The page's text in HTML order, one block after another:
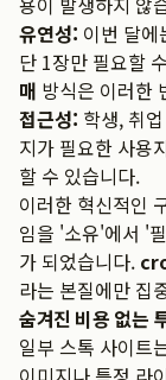
유연성: 이번 달
단 1장만 필요할
매 방식은 이러한
접근성: 학생, 취
지가 필요한 사용
할 수 있습니다.
이러한 혁신적인
임을 '소유'에서 '
가 되었습니다.
라는 본질에만 집
숨겨진 비용 없는
일부 스톡 사이트